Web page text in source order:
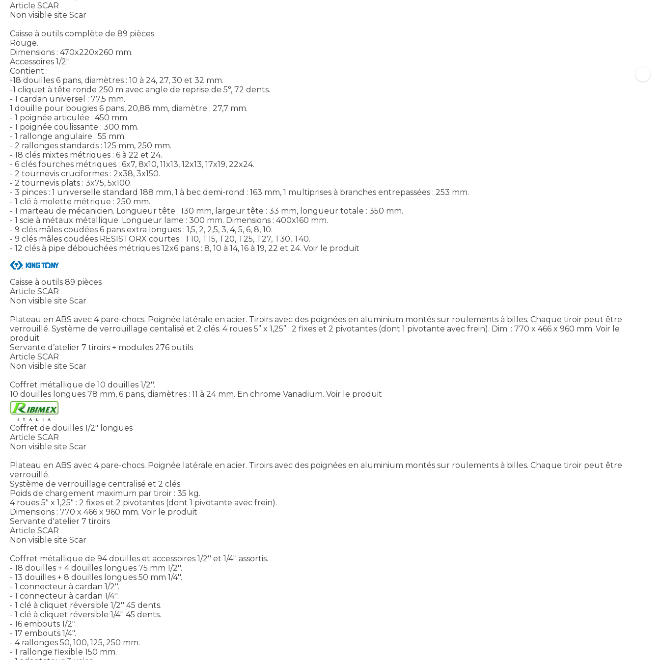
Article SCAR
Non visible site Scar
Caisse à outils complète de 89 pièces.
Rouge.
Dimensions : 470x220x260 mm.
Accessoires 1/2''.
Contient :
-18 douilles 6 pans, diamètres : 10 à 24, 27, 30 et 32 mm.
-1 cliquet à tête ronde 250 m avec angle de reprise de 5°, 72 dents.
- 1 cardan universel : 77,5 mm.
1 douille pour bougies 6 pans, 20,88 mm, diamètre : 27,7 mm.
- 1 poignée articulée : 450 mm.
- 1 poignée coulissante : 300 mm.
- 1 rallonge angulaire : 55 mm.
- 2 rallonges standards : 125 mm, 250 mm.
- 18 clés mixtes métriques : 6 à 22 et 24.
- 6 clés fourches métriques : 6x7, 8x10, 11x13, 12x13, 17x19, 22x24.
- 2 tournevis cruciformes : 2x38, 3x150.
- 2 tournevis plats : 3x75, 5x100.
- 3 pinces : 1 universelle standard 188 mm, 1 à bec demi-rond : 163 mm, 1 multiprises à branches entrepassées : 253 mm.
- 1 clé à molette métrique : 250 mm.
- 1 marteau de mécanicien. Longueur tête : 130 mm, largeur tête : 33 mm, longueur totale : 350 mm.
- 1 scie à métaux métallique. Longueur lame : 300 mm. Dimensions : 400x160 mm.
- 9 clés mâles coudées 6 pans extra longues : 1,5, 2, 2,5, 3, 4, 5, 6, 8, 10.
- 9 clés mâles coudées RESISTORX courtes : T10, T15, T20, T25, T27, T30, T40.
- 12 clés à pipe débouchées métriques 12x6 pans : 8, 10 à 14, 16 à 19, 22 et 24. Voir le produit
Caisse à outils 89 pièces
Article SCAR
Non visible site Scar
Plateau en ABS avec 4 pare-chocs. Poignée latérale en acier. Tiroirs avec des poignées en aluminium montés sur roulements à billes. Chaque tiroir peut être
verrouillé. Système de verrouillage centalisé et 2 clés. 4 roues 5” x 1,25” : 2 fixes et 2 pivotantes (dont 1 pivotante avec frein). Dim. : 770 x 466 x 960 mm. Voir le
produit
Servante d’atelier 7 tiroirs + modules 276 outils
Article SCAR
Non visible site Scar
Coffret métallique de 10 douilles 1/2''.
10 douilles longues 78 mm, 6 pans, diamètres : 11 à 24 mm. En chrome Vanadium. Voir le produit
Coffret de douilles 1/2" longues
Article SCAR
Non visible site Scar
Plateau en ABS avec 4 pare-chocs. Poignée latérale en acier. Tiroirs avec des poignées en aluminium montés sur roulements à billes. Chaque tiroir peut être
verrouillé.
Système de verrouillage centralisé et 2 clés.
Poids de chargement maximum par tiroir : 35 kg.
4 roues 5" x 1,25" : 2 fixes et 2 pivotantes (dont 1 pivotante avec frein).
Dimensions : 770 x 466 x 960 mm. Voir le produit
Servante d'atelier 7 tiroirs
Article SCAR
Non visible site Scar
Coffret métallique de 94 douilles et accessoires 1/2'' et 1/4'' assortis.
- 18 douilles + 4 douilles longues 75 mm 1/2''.
- 13 douilles + 8 douilles longues 50 mm 1/4''.
- 1 connecteur à cardan 1/2''.
- 1 connecteur à cardan 1/4''.
- 1 clé à cliquet réversible 1/2'' 45 dents.
- 1 clé à cliquet réversible 1/4'' 45 dents.
- 16 embouts 1/2''.
- 17 embouts 1/4".
- 4 rallonges 50, 100, 125, 250 mm.
- 1 rallonge flexible 150 mm.